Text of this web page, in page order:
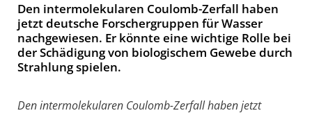
Den intermolekularen Coulomb-Zerfall haben
jetzt deutsche Forschergruppen für Wasser
nachgewiesen. Er könnte eine wichtige Rolle bei
der Schädigung von biologischem Gewebe durch
Strahlung spielen.
Den intermolekularen Coulomb-Zerfall haben jetzt